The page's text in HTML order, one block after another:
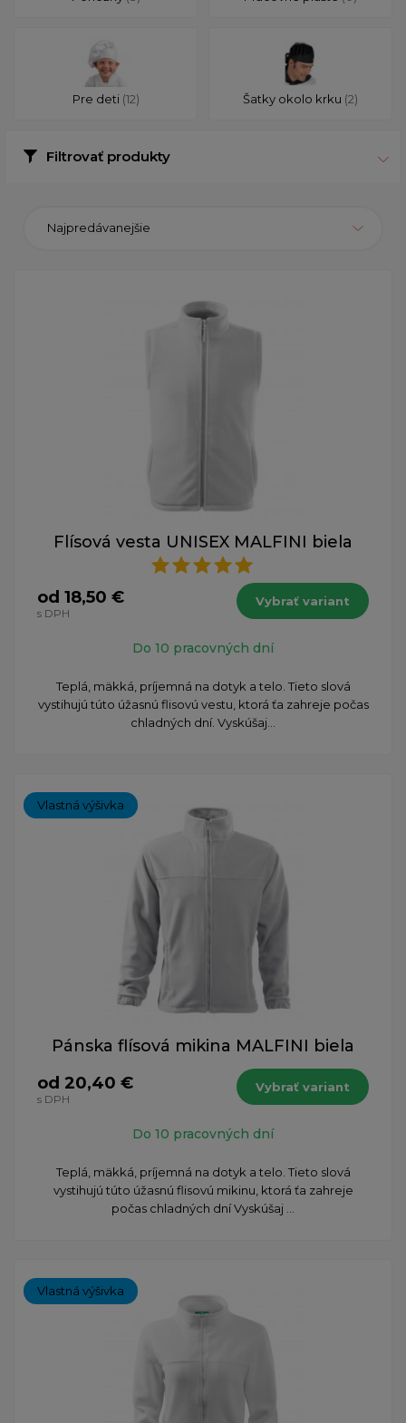
Pre deti (12) Šatky okolo krku (2)
Filtrovať produkty
Najpredávanejšie
Flísová vesta UNISEX MALFINI biela
od 18,50 €
s DPH
Vybrať variant
Do 10 pracovných dní
Teplá, mäkká, príjemná na dotyk a telo. Tieto slová
vystihujú túto úžasnú flisovú vestu, ktorá ťa zahreje počas
chladných dní. Vyskúšaj...
Vlastná výšivka
Pánska flísová mikina MALFINI biela
od 20,40 €
s DPH
Vybrať variant
Do 10 pracovných dní
Teplá, mäkká, príjemná na dotyk a telo. Tieto slová
vystihujú túto úžasnú flisovú mikinu, ktorá ťa zahreje
počas chladných dní Vyskúšaj ...
Vlastná výšivka